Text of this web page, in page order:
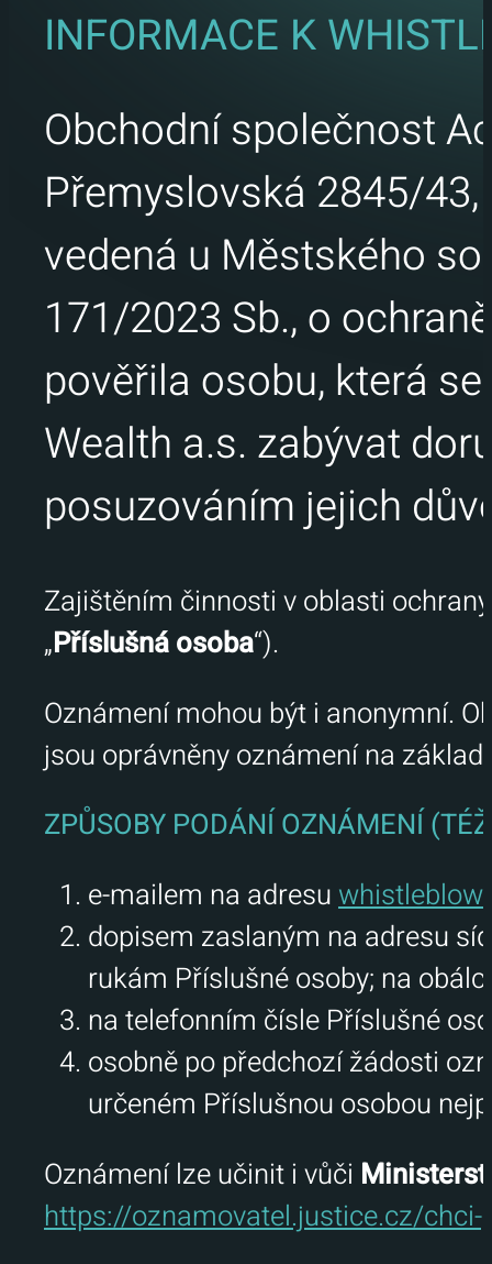
INFORMACE K
Obchodní společnost
Přemyslovská 2845/43,
vedená u Městského
171/2023 Sb., o
pověřila osobu, která
Wealth a.s. zabývat
posuzováním jejich
Zajištěním činnosti v oblasti
„Příslušná osoba“).
Oznámení mohou být i anonymní.
jsou oprávněny oznámení na
ZPŮSOBY PODÁNÍ OZNÁMENÍ
e-mailem na adresu
dopisem zaslaným na adresu
rukám Příslušné osoby; na
na telefonním čísle Příslušné
osobně po předchozí žádosti
určeném Příslušnou osobou
Oznámení lze učinit i vůči
https://oznamovatel.justice.cz/